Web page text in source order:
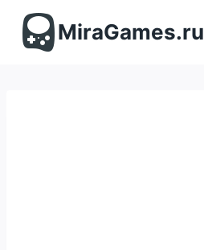
содержимомуMiraGames.ru